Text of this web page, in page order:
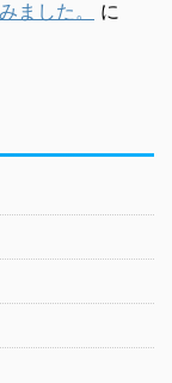
ました。
に